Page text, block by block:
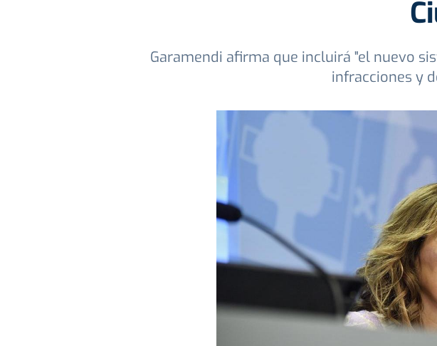
Garamendi afirma que incluirá "el nuevo
infracciones y